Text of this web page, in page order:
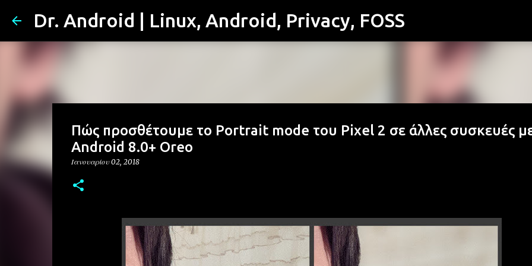
Μετάβαση στο κύριο περιεχόμενο
Dr. Android | Linux, Android, Privacy, FOSS
Πώς προσθέτουμε το Portrait mode του Pixel 2 σε άλλες συσκευές
Android 8.0+ Oreo
Ιανουαρίου 02, 2018